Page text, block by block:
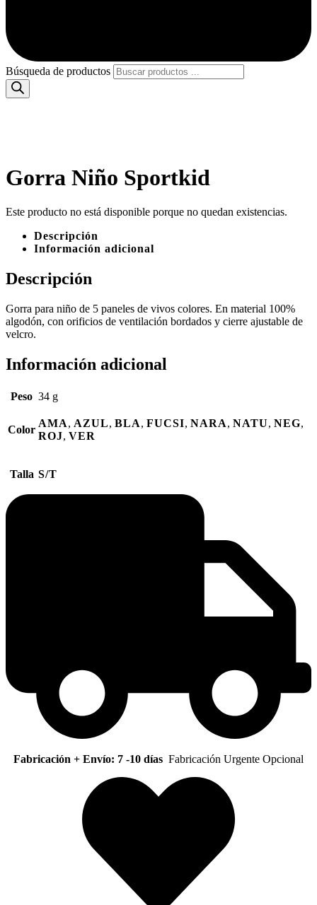
Búsqueda de productos
Gorra Niño Sportkid
Este producto no está disponible porque no quedan existencias.
Descripción
Información adicional
Descripción
Gorra para niño de 5 paneles de vivos colores. En material 100%
algodón, con orificios de ventilación bordados y cierre ajustable de
velcro.
Información adicional
Peso 34 g
Color
AMA, AZUL, BLA, FUCSI, NARA, NATU, NEG,
ROJ, VER
Talla S/T
Fabricación + Envío: 7 -10 días Fabricación Urgente Opcional